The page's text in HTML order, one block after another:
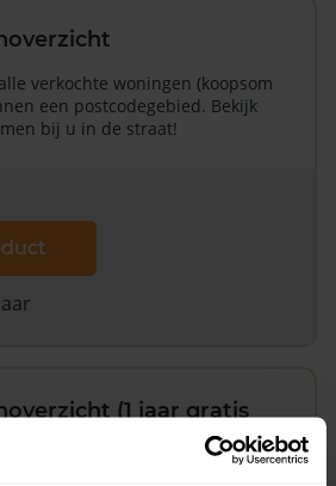
verkochte woningen (koopsom
een postcodegebied. Bekijk
bij u in de straat!
(1 jaar gratis